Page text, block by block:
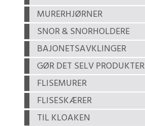
MURERHJØRNER
SNOR & SNORHOLDERE
BAJONETSAVKLINGER
GØR DET SELV PRODUKTER
FLISEMURER
FLISESKÆRER
TIL KLOAKEN